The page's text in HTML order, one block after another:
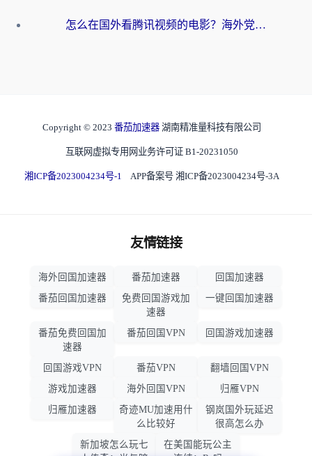
怎么在国外看腾讯视频的电影？海外党亲测有效的回国加速指南
Copyright © 2023 番茄加速器 湖南精准量科技有限公司
互联网虚拟专用网业务许可证 B1-20231050
湘ICP备2023004234号-1 APP备案号 湘ICP备2023004234号-3A
友情链接
海外回国加速器 番茄加速器
回国加速器
番茄回国加速器
免费回国游戏加
速器
一键回国加速器
番茄免费回国加
速器
番茄回国VPN 回国游戏加速器
回国游戏VPN 番茄VPN
翻墙回国VPN
游戏加速器
海外回国VPN
归雁VPN
归雁加速器
奇迹MU加速用什
么比较好
钢岚国外玩延迟
很高怎么办
新加坡怎么玩七
在美国能玩公主